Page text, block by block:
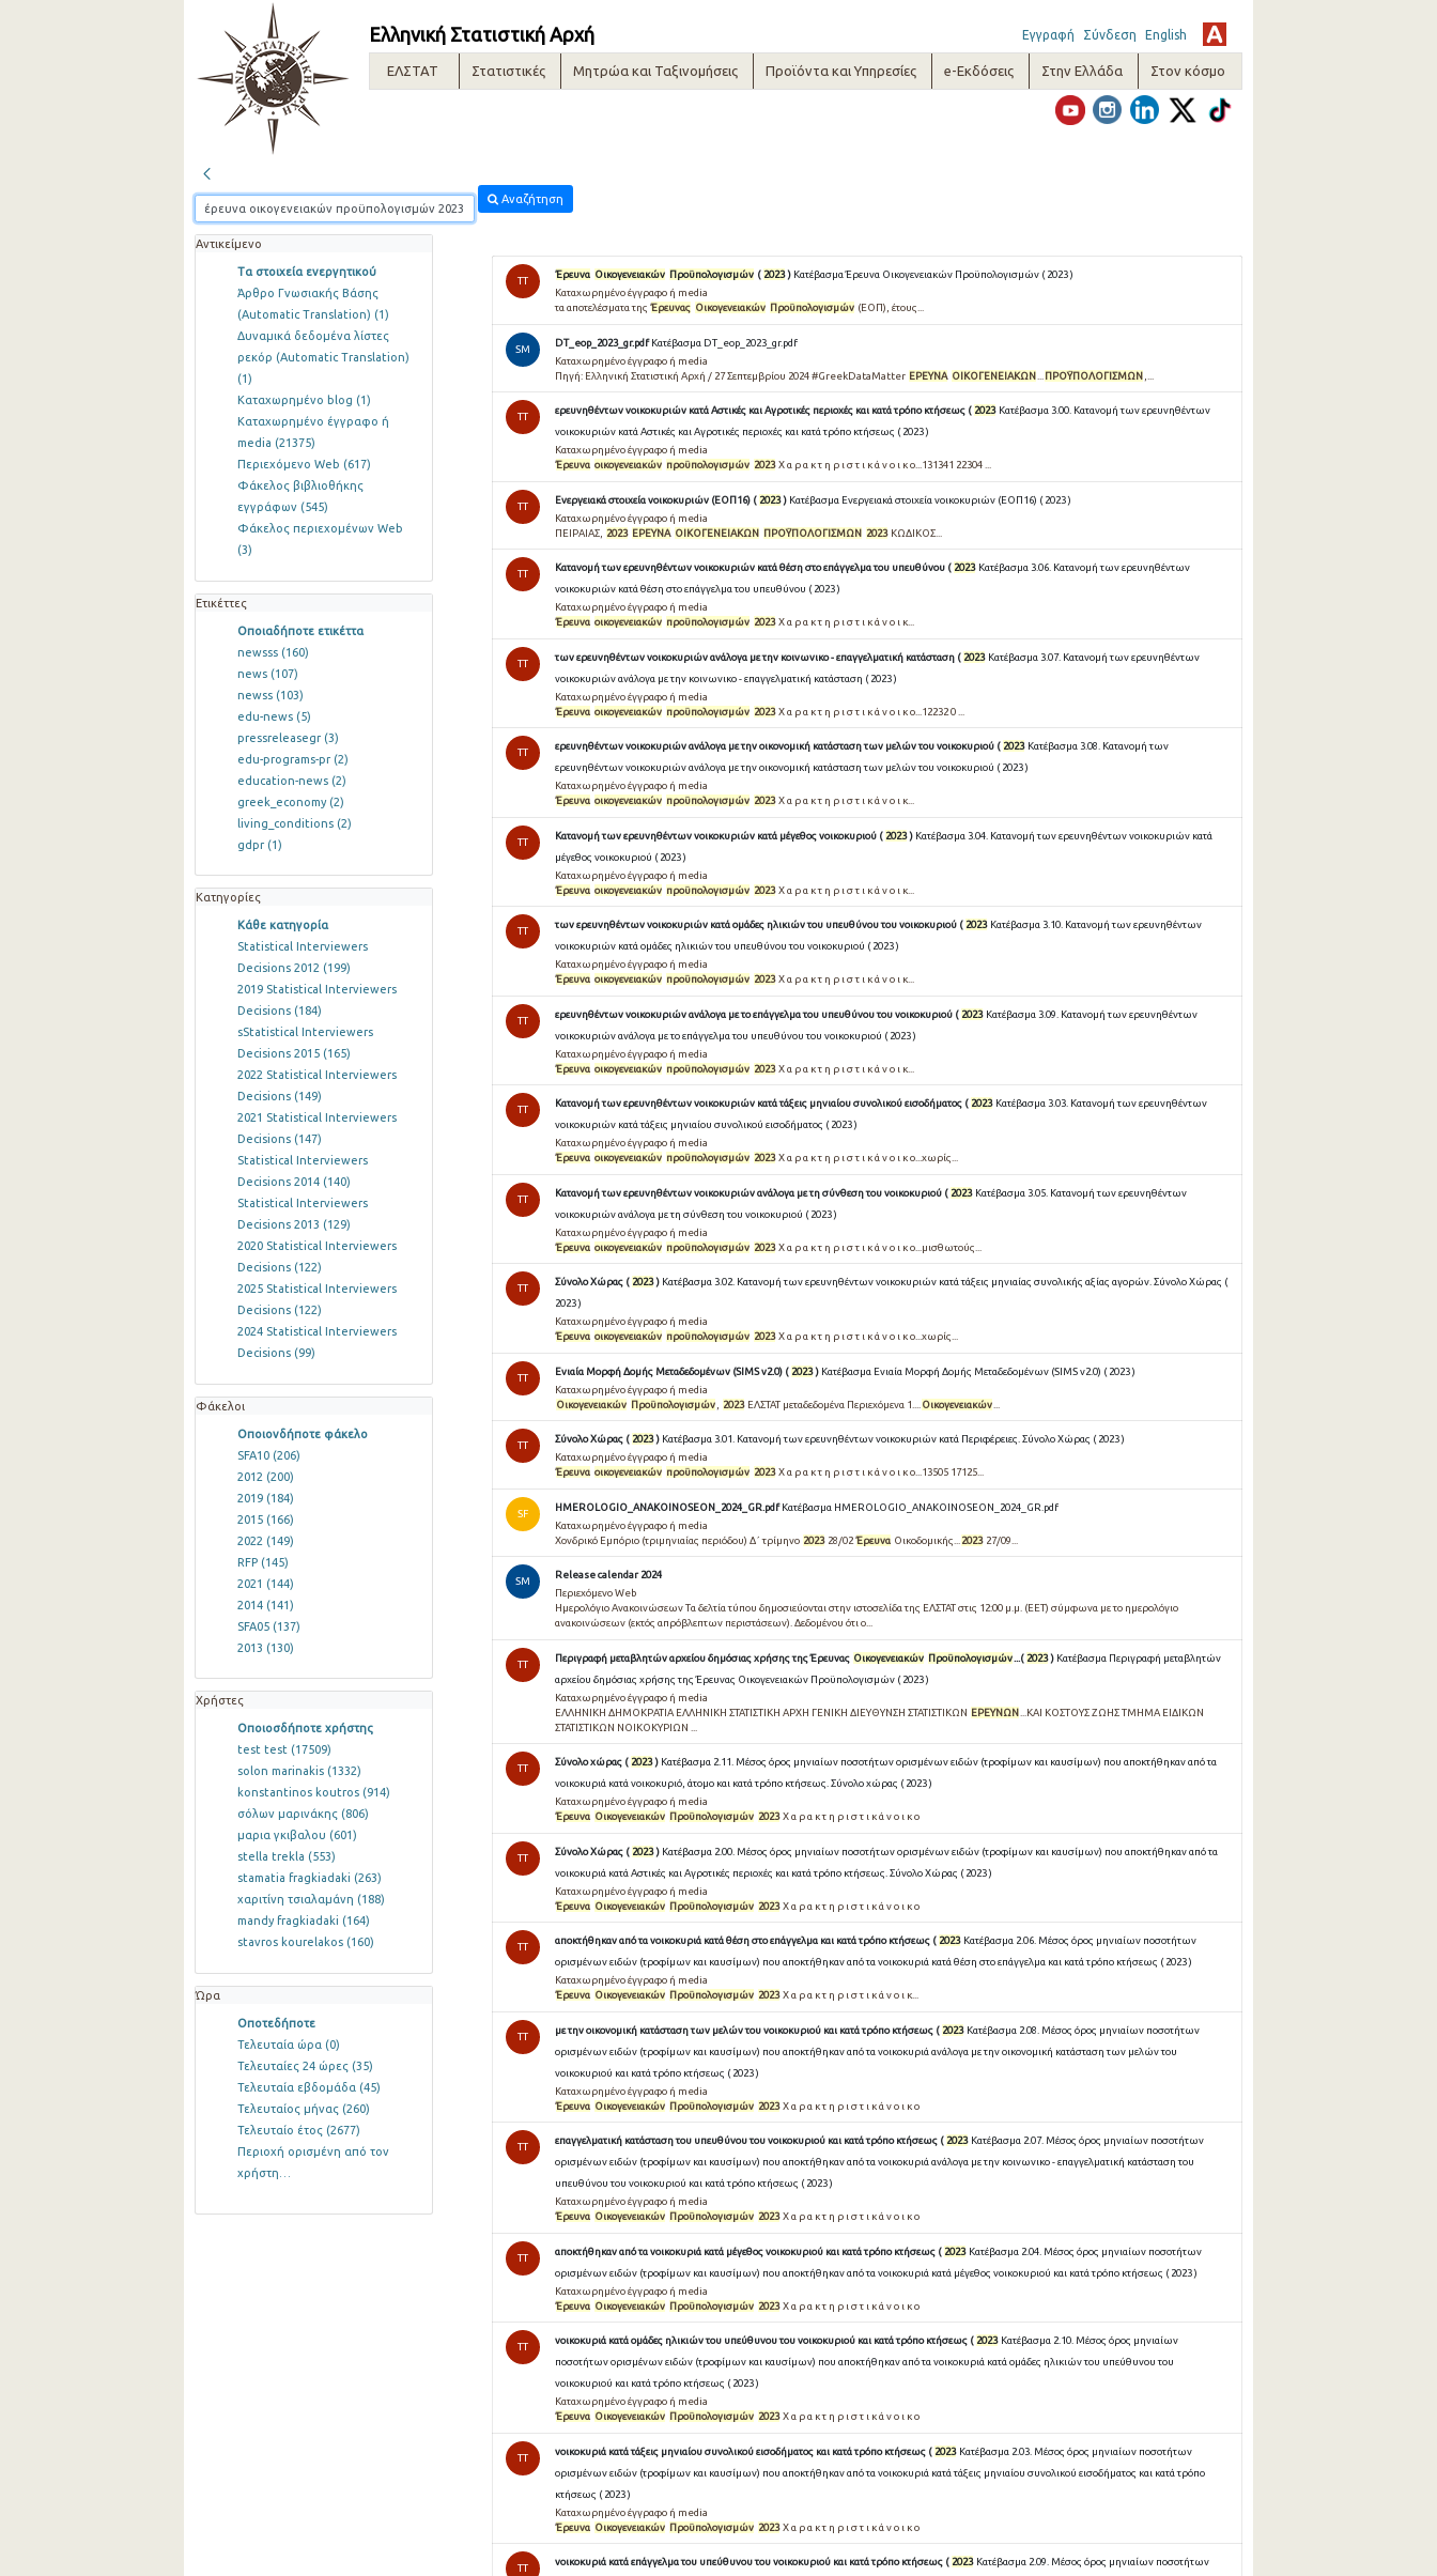
Ελληνική Στατιστική Αρχή Εγγραφή Σύνδεση English
ΕΛΣΤΑΤ Στατιστικές Μητρώα και Ταξινομήσεις Προϊόντα και Υπηρεσίες e-Εκδόσεις Στην Ελλάδα Στον κόσμο
Αναζήτηση
Αντικείμενο
Τα στοιχεία ενεργητικού
Άρθρο Γνωσιακής Βάσης
(Automatic Translation) (1)
Δυναμικά δεδομένα λίστες
ρεκόρ (Automatic Translation)
(1)
Καταχωρημένο blog (1)
Καταχωρημένο έγγραφο ή
media (21375)
Περιεχόμενο Web (617)
Φάκελος βιβλιοθήκης
εγγράφων (545)
Φάκελος περιεχομένων Web
(3)
Ετικέττες
Οποιαδήποτε ετικέττα
newsss (160)
news (107)
newss (103)
edu-news (5)
pressreleasegr (3)
edu-programs-pr (2)
education-news (2)
greek_economy (2)
living_conditions (2)
gdpr (1)
Κατηγορίες
Κάθε κατηγορία
Statistical Interviewers
Decisions 2012 (199)
2019 Statistical Interviewers
Decisions (184)
sStatistical Interviewers
Decisions 2015 (165)
2022 Statistical Interviewers
Decisions (149)
2021 Statistical Interviewers
Decisions (147)
Statistical Interviewers
Decisions 2014 (140)
Statistical Interviewers
Decisions 2013 (129)
2020 Statistical Interviewers
Decisions (122)
2025 Statistical Interviewers
Decisions (122)
2024 Statistical Interviewers
Decisions (99)
Φάκελοι
Οποιονδήποτε φάκελο
SFA10 (206)
2012 (200)
2019 (184)
2015 (166)
2022 (149)
RFP (145)
2021 (144)
2014 (141)
SFA05 (137)
2013 (130)
Χρήστες
Οποιοσδήποτε χρήστης
test test (17509)
solon marinakis (1332)
konstantinos koutros (914)
σόλων μαρινάκης (806)
μαρια γκιβαλου (601)
stella trekla (553)
stamatia fragkiadaki (263)
χαριτίνη τσιαλαμάνη (188)
mandy fragkiadaki (164)
stavros kourelakos (160)
Ώρα
Οποτεδήποτε
Τελευταία ώρα (0)
Τελευταίες 24 ώρες (35)
Τελευταία εβδομάδα (45)
Τελευταίος μήνας (260)
Τελευταίο έτος (2677)
Περιοχή ορισμένη από τον
χρήστη…
TT
Έρευνα Οικογενειακών Προϋπολογισμών ( 2023) Κατέβασμα Έρευνα Οικογενειακών Προϋπολογισμών ( 2023 )
Καταχωρημένο έγγραφο ή media
τα αποτελέσματα της Έρευνας Οικογενειακών Προϋπολογισμών (ΕΟΠ), έτους...
SM
DT_eop_2023_gr.pdf Κατέβασμα DT_eop_2023_gr.pdf
Καταχωρημένο έγγραφο ή media
Πηγή: Ελληνική Στατιστική Αρχή / 27 Σεπτεμβρίου 2024 #GreekDataMatter ΕΡΕΥΝΑ ΟΙΚΟΓΕΝΕΙΑΚΩΝ ΠΡΟΫΠΟΛΟΓΙΣΜΩΝ
TT
ερευνηθέντων νοικοκυριών κατά Αστικές και Αγροτικές περιοχές και κατά τρόπο κτήσεως ( 2023 Κατέβασμα 3.00. Κατανομή των ερευνηθέντων
νοικοκυριών κατά Αστικές και Αγροτικές περιοχές και κατά τρόπο κτήσεως ( 2023 )
Καταχωρημένο έγγραφο ή media
Έρευνα οικογενειακών προϋπολογισμών 2023 Χ α ρ α κ τ η ρ ι σ τ ι κ ά ν ο ι κ ο...131341 22304 ...
TT
Ενεργειακά στοιχεία νοικοκυριών (ΕΟΠ16) ( 2023) Κατέβασμα Ενεργειακά στοιχεία νοικοκυριών (ΕΟΠ16) ( 2023 )
Καταχωρημένο έγγραφο ή media
ΠΕΙΡΑΙΑΣ,
2023 ΕΡΕΥΝΑ ΟΙΚΟΓΕΝΕΙΑΚΩΝ ΠΡΟΫΠΟΛΟΓΙΣΜΩΝ 2023 ΚΩΔΙΚΟΣ...
TT
Κατανομή των ερευνηθέντων νοικοκυριών κατά θέση στο επάγγελμα του υπευθύνου ( 2023 Κατέβασμα 3.06. Κατανομή των ερευνηθέντων
νοικοκυριών κατά θέση στο επάγγελμα του υπευθύνου ( 2023 )
Καταχωρημένο έγγραφο ή media
Έρευνα οικογενειακών προϋπολογισμών 2023 Χ α ρ α κ τ η ρ ι σ τ ι κ ά ν ο ι κ...
TT
των ερευνηθέντων νοικοκυριών ανάλογα με την κοινωνικο - επαγγελματική κατάσταση ( 2023 Κατέβασμα 3.07. Κατανομή των ερευνηθέντων
νοικοκυριών ανάλογα με την κοινωνικο - επαγγελματική κατάσταση ( 2023 )
Καταχωρημένο έγγραφο ή media
Έρευνα οικογενειακών προϋπολογισμών 2023 Χ α ρ α κ τ η ρ ι σ τ ι κ ά ν ο ι κ ο...12232 0 ...
TT
ερευνηθέντων νοικοκυριών ανάλογα με την οικονομική κατάσταση των μελών του νοικοκυριού ( 2023 Κατέβασμα 3.08. Κατανομή των
ερευνηθέντων νοικοκυριών ανάλογα με την οικονομική κατάσταση των μελών του νοικοκυριού ( 2023 )
Καταχωρημένο έγγραφο ή media
Έρευνα οικογενειακών προϋπολογισμών 2023 Χ α ρ α κ τ η ρ ι σ τ ι κ ά ν ο ι κ...
TT
Κατανομή των ερευνηθέντων νοικοκυριών κατά μέγεθος νοικοκυριού ( 2023) Κατέβασμα 3.04. Κατανομή των ερευνηθέντων νοικοκυριών κατά
μέγεθος νοικοκυριού ( 2023 )
Καταχωρημένο έγγραφο ή media
Έρευνα οικογενειακών προϋπολογισμών 2023 Χ α ρ α κ τ η ρ ι σ τ ι κ ά ν ο ι κ...
TT
των ερευνηθέντων νοικοκυριών κατά ομάδες ηλικιών του υπευθύνου του νοικοκυριού ( 2023 Κατέβασμα 3.10. Κατανομή των ερευνηθέντων
νοικοκυριών κατά ομάδες ηλικιών του υπευθύνου του νοικοκυριού ( 2023 )
Καταχωρημένο έγγραφο ή media
Έρευνα οικογενειακών προϋπολογισμών 2023 Χ α ρ α κ τ η ρ ι σ τ ι κ ά ν ο ι κ...
TT
ερευνηθέντων νοικοκυριών ανάλογα με το επάγγελμα του υπευθύνου του νοικοκυριού ( 2023 Κατέβασμα 3.09. Κατανομή των ερευνηθέντων
νοικοκυριών ανάλογα με το επάγγελμα του υπευθύνου του νοικοκυριού ( 2023 )
Καταχωρημένο έγγραφο ή media
Έρευνα οικογενειακών προϋπολογισμών 2023 Χ α ρ α κ τ η ρ ι σ τ ι κ ά ν ο ι κ...
TT
Κατανομή των ερευνηθέντων νοικοκυριών κατά τάξεις μηνιαίου συνολικού εισοδήματος ( 2023 Κατέβασμα 3.03. Κατανομή των ερευνηθέντων
νοικοκυριών κατά τάξεις μηνιαίου συνολικού εισοδήματος ( 2023 )
Καταχωρημένο έγγραφο ή media
Έρευνα οικογενειακών προϋπολογισμών 2023 Χ α ρ α κ τ η ρ ι σ τ ι κ ά ν ο ι κ ο...χωρίς...
TT
Κατανομή των ερευνηθέντων νοικοκυριών ανάλογα με τη σύνθεση του νοικοκυριού ( 2023 Κατέβασμα 3.05. Κατανομή των ερευνηθέντων
νοικοκυριών ανάλογα με τη σύνθεση του νοικοκυριού ( 2023 )
Καταχωρημένο έγγραφο ή media
Έρευνα οικογενειακών προϋπολογισμών 2023 Χ α ρ α κ τ η ρ ι σ τ ι κ ά ν ο ι κ ο...μισθωτούς...
TT
Σύνολο Χώρας ( 2023) Κατέβασμα 3.02. Κατανομή των ερευνηθέντων νοικοκυριών κατά τάξεις μηνιαίας συνολικής αξίας αγορών. Σύνολο Χώρας (
2023 )
Καταχωρημένο έγγραφο ή media
Έρευνα οικογενειακών προϋπολογισμών 2023 Χ α ρ α κ τ η ρ ι σ τ ι κ ά ν ο ι κ ο...χωρίς...
TT
Ενιαία Μορφή Δομής Μεταδεδομένων (SIMS v2.0) ( 2023) Κατέβασμα Ενιαία Μορφή Δομής Μεταδεδομένων (SIMS v2.0) ( 2023 )
Καταχωρημένο έγγραφο ή media
Οικογενειακών Προϋπολογισμών 2023 ΕΛΣΤΑΤ μεταδεδομένα Περιεχόμενα 1.... Οικογενειακών
TT
Σύνολο Χώρας ( 2023) Κατέβασμα 3.01. Κατανομή των ερευνηθέντων νοικοκυριών κατά Περιφέρειες. Σύνολο Χώρας ( 2023 )
Καταχωρημένο έγγραφο ή media
Έρευνα οικογενειακών προϋπολογισμών 2023 Χ α ρ α κ τ η ρ ι σ τ ι κ ά ν ο ι κ ο...13505 17125...
SF
HMEROLOGIO_ANAKOINOSEON_2024_GR.pdf Κατέβασμα HMEROLOGIO_ANAKOINOSEON_2024_GR.pdf
Καταχωρημένο έγγραφο ή media
Χονδρικό Εμπόριο (τριμηνιαίας περιόδου) Δ΄ τρίμηνο 2023 28/02 Έρευνα Οικοδομικής... 2023 27/09...
SM
Release calendar 2024
Περιεχόμενο Web
Ημερολόγιο Ανακοινώσεων Τα δελτία τύπου δημοσιεύονται στην ιστοσελίδα της ΕΛΣΤΑΤ στις 12:00 μ.μ. (EET) σύμφωνα με το ημερολόγιο
ανακοινώσεων (εκτός απρόβλεπτων περιστάσεων). Δεδομένου ότι ο...
TT
Περιγραφή μεταβλητών αρχείου δημόσιας χρήσης της Έρευνας Οικογενειακών Προϋπολογισμών ...( 2023) Κατέβασμα Περιγραφή μεταβλητών
αρχείου δημόσιας χρήσης της Έρευνας Οικογενειακών Προϋπολογισμών ( 2023 )
Καταχωρημένο έγγραφο ή media
ΕΛΛΗΝΙΚΗ ΔΗΜΟΚΡΑΤΙΑ ΕΛΛΗΝΙΚΗ ΣΤΑΤΙΣΤΙΚΗ ΑΡΧΗ ΓΕΝΙΚΗ ΔΙΕΥΘΥΝΣΗ ΣΤΑΤΙΣΤΙΚΩΝ ΕΡΕΥΝΩΝ ...ΚΑΙ ΚΟΣΤΟΥΣ ΖΩΗΣ ΤΜΗΜΑ ΕΙΔΙΚΩΝ
ΣΤΑΤΙΣΤΙΚΩΝ ΝΟΙΚΟΚΥΡΙΩΝ ...
TT
Σύνολο χώρας ( 2023) Κατέβασμα 2.11. Μέσος όρος μηνιαίων ποσοτήτων ορισμένων ειδών (τροφίμων και καυσίμων) που αποκτήθηκαν από τα
νοικοκυριά κατά νοικοκυριό, άτομο και κατά τρόπο κτήσεως. Σύνολο χώρας ( 2023 )
Καταχωρημένο έγγραφο ή media
Έρευνα Οικογενειακών Προϋπολογισμών 2023 Χ α ρ α κ τ η ρ ι σ τ ι κ ά ν ο ι κ ο
TT
Σύνολο Χώρας ( 2023) Κατέβασμα 2.00. Μέσος όρος μηνιαίων ποσοτήτων ορισμένων ειδών (τροφίμων και καυσίμων) που αποκτήθηκαν από τα
νοικοκυριά κατά Αστικές και Αγροτικές περιοχές και κατά τρόπο κτήσεως. Σύνολο Χώρας ( 2023 )
Καταχωρημένο έγγραφο ή media
Έρευνα Οικογενειακών Προϋπολογισμών 2023 Χ α ρ α κ τ η ρ ι σ τ ι κ ά ν ο ι κ ο
TT
αποκτήθηκαν από τα νοικοκυριά κατά θέση στο επάγγελμα και κατά τρόπο κτήσεως ( 2023 Κατέβασμα 2.06. Μέσος όρος μηνιαίων ποσοτήτων
ορισμένων ειδών (τροφίμων και καυσίμων) που αποκτήθηκαν από τα νοικοκυριά κατά θέση στο επάγγελμα και κατά τρόπο κτήσεως ( 2023 )
Καταχωρημένο έγγραφο ή media
Έρευνα Οικογενειακών Προϋπολογισμών 2023 Χ α ρ α κ τ η ρ ι σ τ ι κ ά ν ο ι κ...
TT
με την οικονομική κατάσταση των μελών του νοικοκυριού και κατά τρόπο κτήσεως ( 2023 Κατέβασμα 2.08. Μέσος όρος μηνιαίων ποσοτήτων
ορισμένων ειδών (τροφίμων και καυσίμων) που αποκτήθηκαν από τα νοικοκυριά ανάλογα με την οικονομική κατάσταση των μελών του
νοικοκυριού και κατά τρόπο κτήσεως ( 2023 )
Καταχωρημένο έγγραφο ή media
Έρευνα Οικογενειακών Προϋπολογισμών 2023 Χ α ρ α κ τ η ρ ι σ τ ι κ ά ν ο ι κ ο
TT
επαγγελματική κατάσταση του υπευθύνου του νοικοκυριού και κατά τρόπο κτήσεως ( 2023 Κατέβασμα 2.07. Μέσος όρος μηνιαίων ποσοτήτων
ορισμένων ειδών (τροφίμων και καυσίμων) που αποκτήθηκαν από τα νοικοκυριά ανάλογα με την κοινωνικο - επαγγελματική κατάσταση του
υπευθύνου του νοικοκυριού και κατά τρόπο κτήσεως ( 2023 )
Καταχωρημένο έγγραφο ή media
Έρευνα Οικογενειακών Προϋπολογισμών 2023 Χ α ρ α κ τ η ρ ι σ τ ι κ ά ν ο ι κ ο
TT
αποκτήθηκαν από τα νοικοκυριά κατά μέγεθος νοικοκυριού και κατά τρόπο κτήσεως ( 2023 Κατέβασμα 2.04. Μέσος όρος μηνιαίων ποσοτήτων
ορισμένων ειδών (τροφίμων και καυσίμων) που αποκτήθηκαν από τα νοικοκυριά κατά μέγεθος νοικοκυριού και κατά τρόπο κτήσεως ( 2023 )
Καταχωρημένο έγγραφο ή media
Έρευνα Οικογενειακών Προϋπολογισμών 2023 Χ α ρ α κ τ η ρ ι σ τ ι κ ά ν ο ι κ ο
TT
νοικοκυριά κατά ομάδες ηλικιών του υπεύθυνου του νοικοκυριού και κατά τρόπο κτήσεως ( 2023 Κατέβασμα 2.10. Μέσος όρος μηνιαίων
ποσοτήτων ορισμένων ειδών (τροφίμων και καυσίμων) που αποκτήθηκαν από τα νοικοκυριά κατά ομάδες ηλικιών του υπεύθυνου του
νοικοκυριού και κατά τρόπο κτήσεως ( 2023 )
Καταχωρημένο έγγραφο ή media
Έρευνα Οικογενειακών Προϋπολογισμών 2023 Χ α ρ α κ τ η ρ ι σ τ ι κ ά ν ο ι κ ο
TT
νοικοκυριά κατά τάξεις μηνιαίου συνολικού εισοδήματος και κατά τρόπο κτήσεως ( 2023 Κατέβασμα 2.03. Μέσος όρος μηνιαίων ποσοτήτων
ορισμένων ειδών (τροφίμων και καυσίμων) που αποκτήθηκαν από τα νοικοκυριά κατά τάξεις μηνιαίου συνολικού εισοδήματος και κατά τρόπο
κτήσεως ( 2023 )
Καταχωρημένο έγγραφο ή media
Έρευνα Οικογενειακών Προϋπολογισμών 2023 Χ α ρ α κ τ η ρ ι σ τ ι κ ά ν ο ι κ ο
TT
νοικοκυριά κατά επάγγελμα του υπεύθυνου του νοικοκυριού και κατά τρόπο κτήσεως ( 2023 Κατέβασμα 2.09. Μέσος όρος μηνιαίων ποσοτήτων